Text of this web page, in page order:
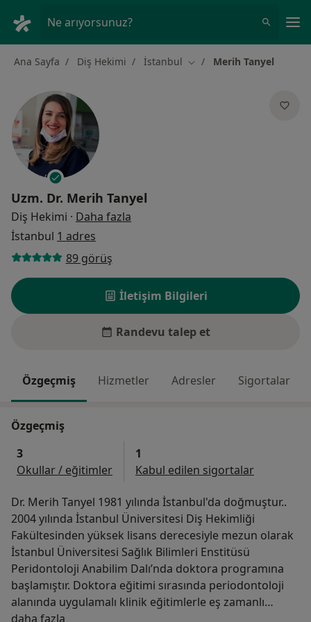
Ne arıyorsunuz?
Ana Sayfa Diş Hekimi İstanbul Şehir değiştir
Merih Tanyel
Uzm. Dr. Merih Tanyel
Diş Hekimi · Daha fazla
İstanbul 1 adres
89 görüş
İletişim Bilgileri
Randevu talep et
Özgeçmiş Hizmetler Adresler Sigortalar
Özgeçmiş
3
Okullar / eğitimler
1
Kabul edilen sigortalar
Dr. Merih Tanyel 1981 yılında İstanbul'da doğmuştur..
2004 yılında İstanbul Üniversitesi Diş Hekimliği
Fakültesinden yüksek lisans derecesiyle mezun olarak
İstanbul Üniversitesi Sağlık Bilimleri Enstitüsü
Peridontoloji Anabilim Dalı’nda doktora programına
başlamıştır. Doktora eğitimi sırasında periodontoloji
alanında uygulamalı klinik eğitimlerle eş zamanlı
olarak immunoloji ve genetik alanlarında da çalışmalar
daha fazla